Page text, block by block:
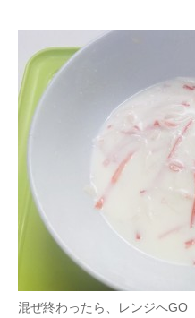
混ぜ終わったら、レンジへGO